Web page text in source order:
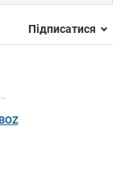
Підписатися